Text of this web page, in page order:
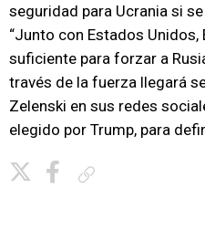
seguridad para Ucrania si
“Junto con Estados
suficiente para forzar a
través de la fuerza llegará
Zelenski en sus redes
elegido por Trump, para